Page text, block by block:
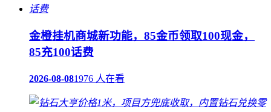
金橙挂机商城新功能，85金币领取100现金，
85充100话费
2026-08-081976 人在看